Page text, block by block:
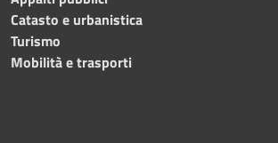
Catasto e urbanistica
Turismo
Mobilità e trasporti